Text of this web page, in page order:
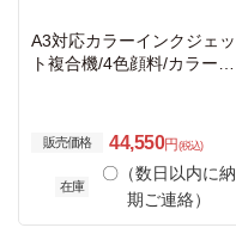
A3対応カラーインクジェッ
ト複合機/4色顔料/カラー22
段カセット/4.3型タッチパ
ネル
販売価格 44,550円 (税込)
在庫
〇（数日以内に納
期ご連絡）